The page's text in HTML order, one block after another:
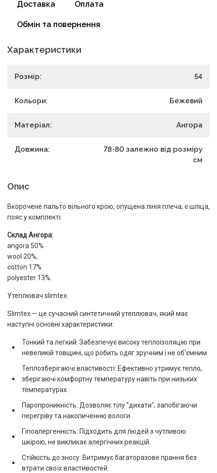
Доставка Оплата
Обмін та повернення
Характеристики
Розмір: 54
Кольори: Бежевий
Матеріал: Ангора
Довжина:
78-80 залежно від розміру
см
Опис
Вкорочене пальто вільного крою, опущена лінія плеча, є шліца,
пояс у комплекті.
Склад Ангора:
angora 50%
wool 20%,
cotton 17%
polyester 13%.
Утеплювач slimtex.
Slimtex — це сучасний синтетичний утеплювач, який має
наступні основні характеристики:
Тонкий та легкий: Забезпечує високу теплоізоляцію при
невеликій товщині, що робить одяг зручним і не об'ємним
Теплозберігаючі властивості: Ефективно утримує тепло,
зберігаючі комфортну температуру навіть при низьких
температурах.
Паропроникність: Дозволяє тілу "дихати", запобігаючи
перегріву та накопиченню вологи.
Гіпоалергенність: Підходить для людей з чутливою
шкірою, не викликає алергічних реакцій.
Стійкість до зносу: Витримує багаторазове прання без
втрати своїх властивостей.